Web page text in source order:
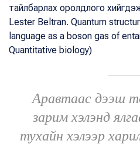
тайлбарлах оролдлого
Lester Beltran. Quantum
language as a boson gas of
Quantitative biology)
Аравтаас дээш
зарим хэлэнд
тухайн хэлээр